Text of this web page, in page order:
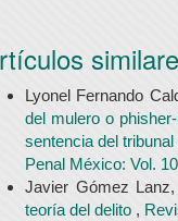
Lyonel Fernando
del mulero o
sentencia del
Penal México: Vol.
Javier Gómez
teoría del delito ,